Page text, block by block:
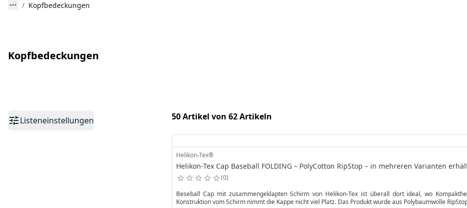
Kopfbedeckungen
Kopfbedeckungen
Listeneinstellungen 50 Artikel von 62 Artikeln
Helikon-Tex®
Helikon-Tex Cap Baseball FOLDING – PolyCotton RipStop – in mehreren Varianten
0
Beseball Cap mit zusammengeklapten Schirm von Helikon-Tex ist überall dort ideal, wo
Konstruktion vom Schirm nimmt die Kappe nicht viel Platz. Das Produkt wurde aus Polybaumwolle